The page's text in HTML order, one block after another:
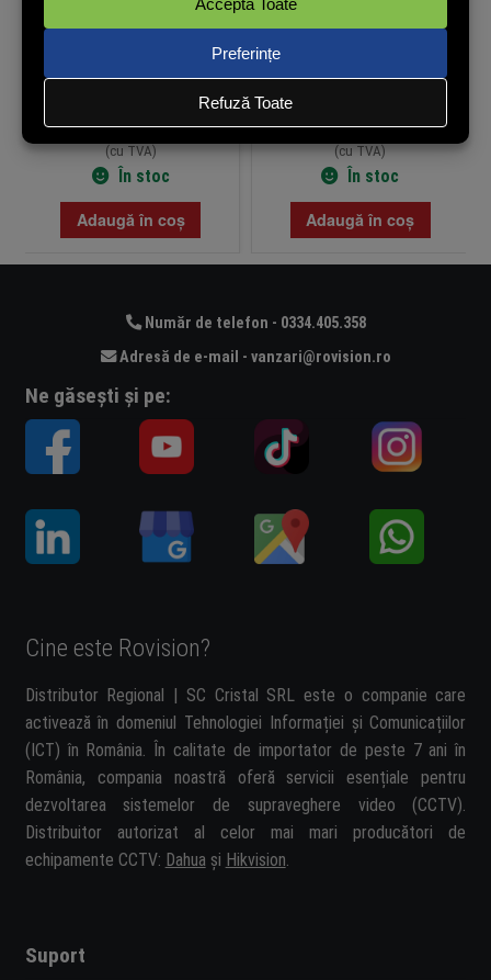
alamă nichelată, CAP SYSTEM
CAP-KIF
3,42lei
(cu TVA)
În stoc
Adaugă în coș
100 buc. – ASYTECH
Networking RJ45-CAT6-JAR
38,12lei
(cu TVA)
În stoc
Adaugă în coș
Număr de telefon - 0334.405.358
Adresă de e-mail - vanzari@rovision.ro
Ne găsești și pe:
Cine este Rovision?
Distributor Regional | SC Cristal SRL este o companie care
activează în domeniul Tehnologiei Informației și Comunicațiilor
(ICT) în România. În calitate de importator de peste 7 ani în
România, compania noastră oferă servicii esențiale pentru
dezvoltarea sistemelor de supraveghere video (CCTV).
Distribuitor autorizat al celor mai mari producători de
echipamente CCTV: Dahua și Hikvision.
Suport